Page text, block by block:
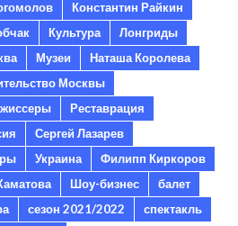
Константин Райкин
Культура
Лонгриды
Музеи
Наташа Королева
Москвы
Реставрация
Сергей Лазарев
Украина
Филипп Киркоров
Шоу-бизнес
балет
сезон 2021/2022
спектакль